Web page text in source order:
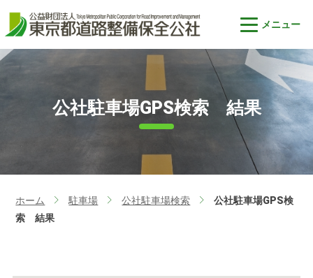
公社駐車場GPS検索 結果
ホーム
駐車場
公社駐車場検索
公社駐車場GPS検
索 結果